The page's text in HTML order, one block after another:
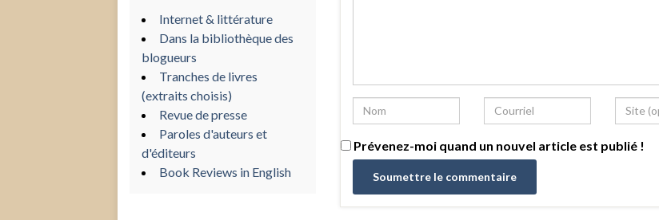
Prévenez-moi quand un nouvel article est publié !
Internet & littérature
Dans la bibliothèque des
blogueurs
Tranches de livres
(extraits choisis)
Revue de presse
Paroles d'auteurs et
d'éditeurs
Book Reviews in English